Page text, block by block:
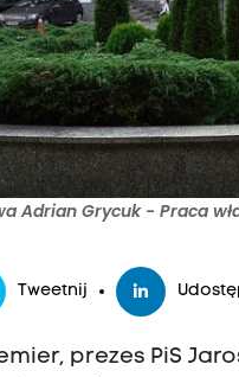
Adrian Grycuk - Praca
Tweetnij
prezes PiS